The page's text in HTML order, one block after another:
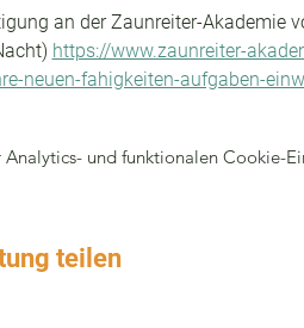
an der Zaunreiter-Akademie
https://www.zaunreiter-
neuen-fahigkeiten-aufgaben-
und funktionalen Cookie-
teilen